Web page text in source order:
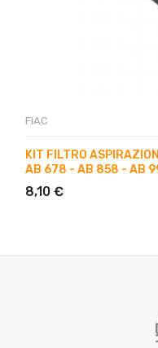
FIAC
KIT FILTRO
AB 678 - AB 858 - AB
8,10 €